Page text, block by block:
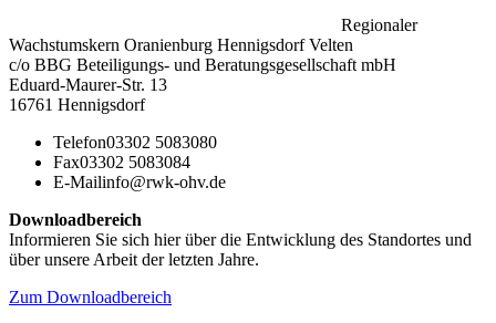
Regionaler
Wachstumskern Oranienburg Hennigsdorf Velten
c/o BBG Beteiligungs- und Beratungsgesellschaft mbH
Eduard-Maurer-Str. 13
16761 Hennigsdorf
Telefon03302 5083080
Fax03302 5083084
E-Mailinfo@rwk-ohv.de
Downloadbereich
Informieren Sie sich hier über die Entwicklung des Standortes und
über unsere Arbeit der letzten Jahre.
Zum Downloadbereich